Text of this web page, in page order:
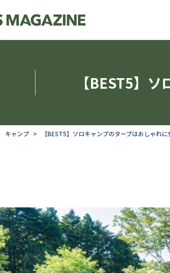
【BEST5】
キャンプ 【BEST5】ソロキャンプのタープはおしゃれ